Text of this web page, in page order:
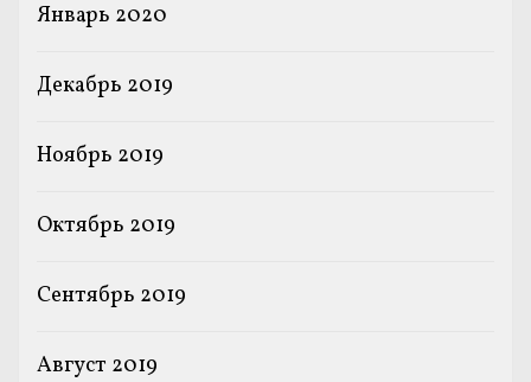
Январь 2020
Декабрь 2019
Ноябрь 2019
Октябрь 2019
Сентябрь 2019
Август 2019